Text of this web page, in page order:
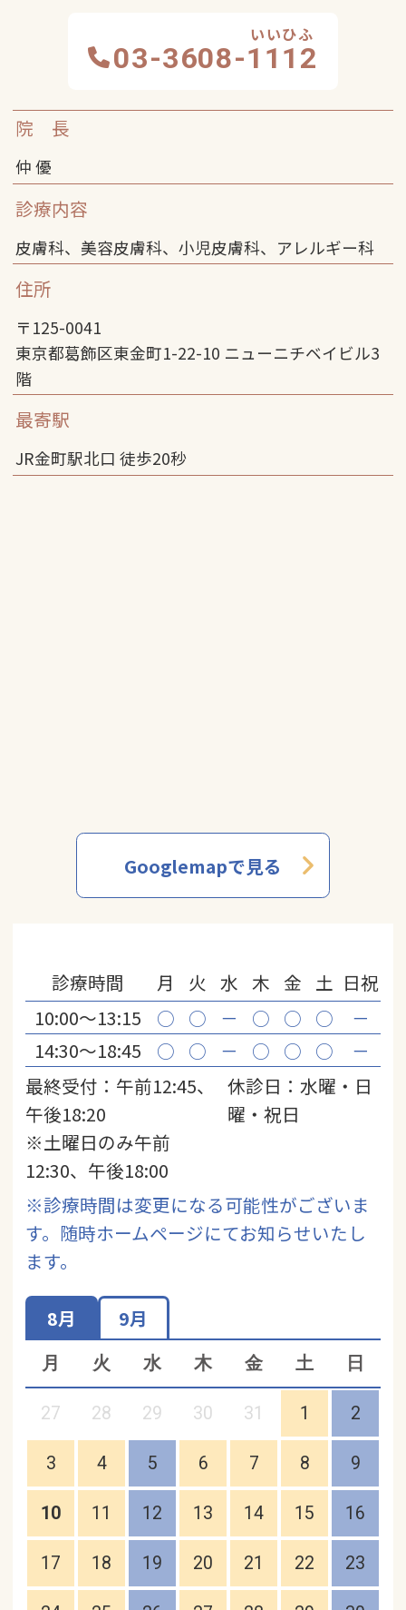
03-3608-1112
院 長
仲 優
診療内容
皮膚科、美容皮膚科、小児皮膚科、アレルギー科
住所
〒125-0041
東京都葛飾区東金町1-22-10 ニューニチベイビル3
階
最寄駅
JR金町駅北口 徒歩20秒
Googlemapで見る
最終受付：午前12:45、
午後18:20
※土曜日のみ午前
12:30、午後18:00
休診日：水曜・日
曜・祝日
※診療時間は変更になる可能性がございま
す。随時ホームページにてお知らせいたし
ます。
診療時間 月 火 水 木 金 土 日祝
10:00〜13:15
○ ○ － ○ ○ ○
－
14:30〜18:45
○ ○ － ○ ○ ○ －
8月 9月
月 火 水 木 金 土 日
27 28 29 30 31 1 2
3 4 5 6 7 8 9
10 11 12 13 14 15 16
17 18 19 20 21 22 23